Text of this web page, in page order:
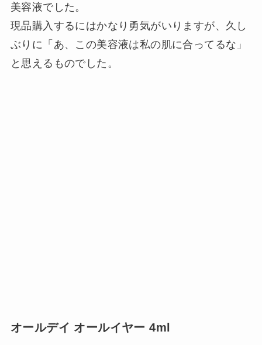
美容液でした。
現品購入するにはかなり勇気がいりますが、久し
ぶりに「あ、この美容液は私の肌に合ってるな」
と思えるものでした。
オールデイ オールイヤー 4ml